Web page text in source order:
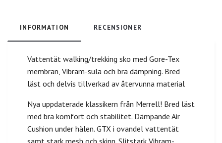
INFORMATION RECENSIONER
Vattentät walking/trekking sko med Gore-Tex
membran, Vibram-sula och bra dämpning. Bred
läst och delvis tillverkad av återvunna material
Nya uppdaterade klassikern från Merrell! Bred läst
med bra komfort och stabilitet. Dämpande Air
Cushion under hälen. GTX i ovandel vattentät